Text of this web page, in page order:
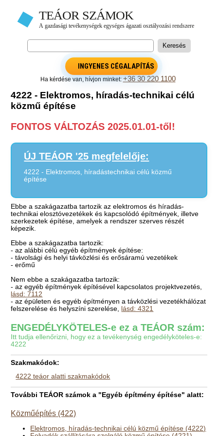
INGYENES CÉGALAPÍTÁS
Ha kérdése van, hívjon minket:+36 30 220 1100
4222 - Elektromos, híradás-technikai célú
közmű építése
FONTOS VÁLTOZÁS 2025.01.01-től!
ÚJ TEÁOR '25 megfelelője:
4222 - Elektromos, híradástechnikai célú közmű
építése
Ebbe a szakágazatba tartozik az elektromos és híradás-
technikai elosztóvezetékek és kapcsolódó építmények, illetve
szerkezetek építése, amelyek a rendszer szerves részét
képezik.
Ebbe a szakágazatba tartozik:
- az alábbi célú egyéb építmények építése:
- távolsági és helyi távközlési és erősáramú vezetékek
- erőmű
Nem ebbe a szakágazatba tartozik:
- az egyéb építmények építésével kapcsolatos projektvezetés,
lásd: 7112
- az épületen és egyéb építményen a távközlési vezetékhálózat
felszerelése és helyszíni szerelése, lásd: 4321
ENGEDÉLYKÖTELES-e ez a TEÁOR szám:
Itt tudja ellenőrizni, hogy ez a tevékenység engedélyköteles-e:
4222
Szakmakódok:
4222 teáor alatti szakmakódok
További TEÁOR számok a "Egyéb építmény építése" alatt:
Közműépítés (422)
Elektromos, híradás-technikai célú közmű építése (4222)